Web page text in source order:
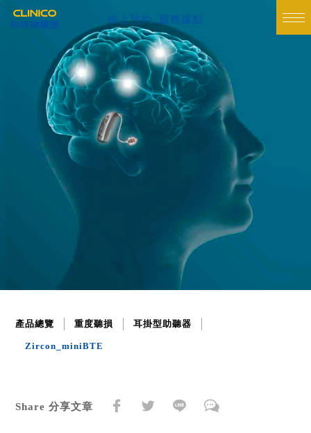
線上預約 服務據點
產品總覽 重度聽損 耳掛型助聽器
Zircon_miniBTE
Share 分享文章